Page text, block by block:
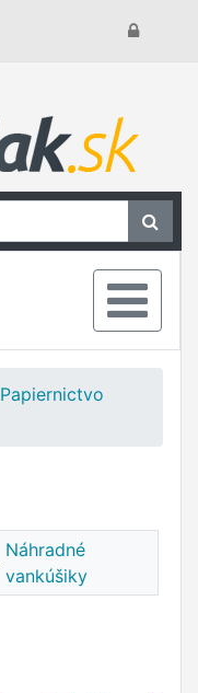
Papiernictvo
Náhradné
vankúšiky